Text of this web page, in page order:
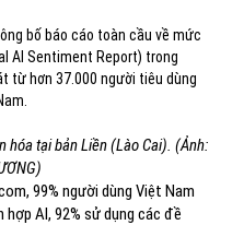
bố báo cáo toàn cầu về mức
AI Sentiment Report) trong
từ hơn 37.000 người tiêu dùng
hóa tại bản Liền (Lào Cai). (Ảnh:
99% người dùng Việt Nam
AI, 92% sử dụng các đề